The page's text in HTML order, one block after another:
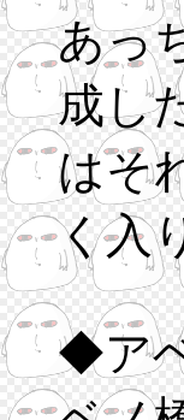
あっ
成し
はそ
く入
◆ア